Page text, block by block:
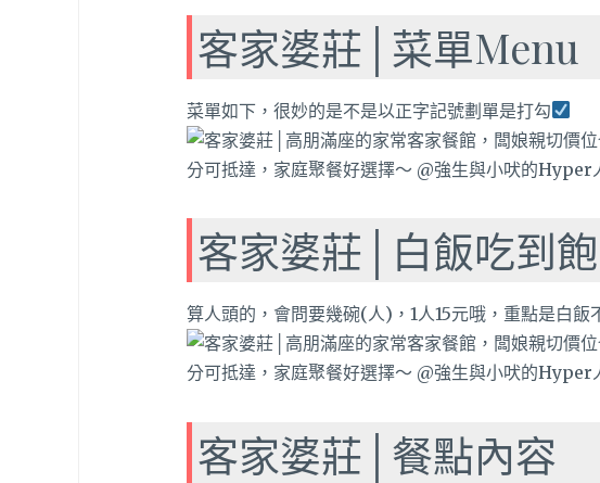
客家婆莊│菜單Menu
菜單如下，很妙的是不是以正字記號劃單是打勾
客家婆莊│白飯吃到飽
算人頭的，會問要幾碗(人)，1人15元哦，重點是白飯
客家婆莊│餐點內容